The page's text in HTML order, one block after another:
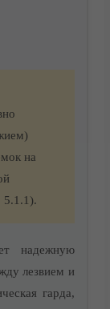
на
5.1.1).
надежную
лезвием и
гарда,